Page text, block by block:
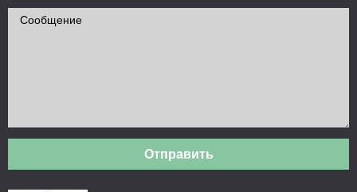
Отправить